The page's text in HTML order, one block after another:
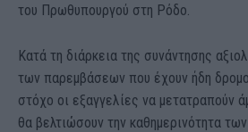
του Πρωθυπουργού στη Ρόδο.
Κατά τη διάρκεια της συνάντησης
των παρεμβάσεων που έχουν ήδη
στόχο οι εξαγγελίες να μετατραπούν
θα βελτιώσουν την καθημερινότητα